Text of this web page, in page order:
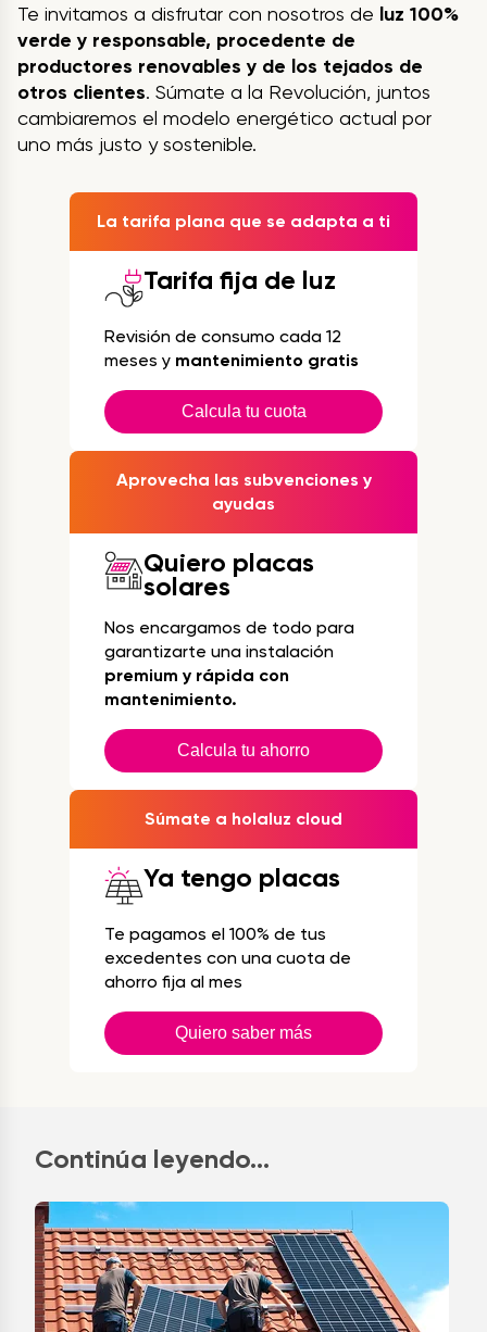
Te invitamos a disfrutar con nosotros de luz 100%
verde y responsable, procedente de
productores renovables y de los tejados de
otros clientes. Súmate a la Revolución, juntos
cambiaremos el modelo energético actual por
uno más justo y sostenible.
La tarifa plana que se adapta a ti
Tarifa fija de luz
Revisión de consumo cada 12
meses y mantenimiento gratis
Calcula tu cuota
Aprovecha las subvenciones y
ayudas
Quiero placas
solares
Nos encargamos de todo para
garantizarte una instalación
premium y rápida con
mantenimiento.
Calcula tu ahorro
Súmate a holaluz cloud
Ya tengo placas
Te pagamos el 100% de tus
excedentes con una cuota de
ahorro fija al mes
Quiero saber más
Continúa leyendo...